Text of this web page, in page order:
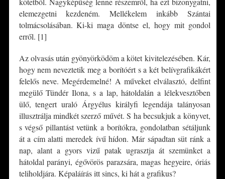
elemezgetni kezdeném. Mellékelem inkább Szántai
tolmácsolásában. Ki-ki maga döntse el, hogy mit gondol
erről. [1]
Az olvasás után gyönyörködöm a kötet kivitelezésében. Kár,
hogy nem neveztetik meg a borítóért s a két belívgrafikákért
felelős neve. Megérdemelné! A műveket elválasztó, delfint
megülő Tündér Ilona, s a lap, hátoldalán a lélekvesztőben
ülő, tengert uraló Árgyélus királyfi legendája talányosan
illusztrálja mindkét szerző művét. S ha becsukjuk a könyvet,
s végső pillantást vetünk a borítókra, gondolatban sétáljunk
át a cím alatti meredek ívű hídon. Már sápadtan süt ránk a
nap, alant a gyors vizű patak ugrasztja át szemünket a
hátoldal parányi, égővörös parazsára, magas hegyeire, óriás
teliholdjára. Képaláírás itt sincs, ki hát a grafikus?